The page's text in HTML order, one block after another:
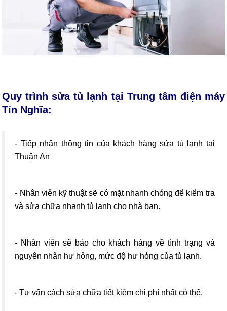
Quy trình sửa tủ lạnh tại Trung tâm điện máy
Tín Nghĩa:
- Tiếp nhận thông tin của khách hàng sửa tủ lạnh tại
Thuận An
- Nhân viên kỹ thuật sẽ có mặt nhanh chóng để kiểm tra
và sửa chữa nhanh tủ lạnh cho nhà bạn.
- Nhân viên sẽ báo cho khách hàng về tình trạng và
nguyên nhân hư hỏng, mức độ hư hỏng của tủ lạnh.
-Tư vấn cách sửa chữa tiết kiệm chi phí nhất có thể.